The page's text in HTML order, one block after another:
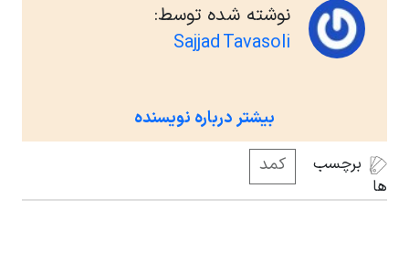
همان کابینت ساز پروژه‌ی خود را اجرا کنید، هزینه
طراحی از شما دریافت می‌شود.
نوشته شده توسط:
Sajjad Tavasoli
بیشتر درباره نویسنده
برچسب
ها
کمد